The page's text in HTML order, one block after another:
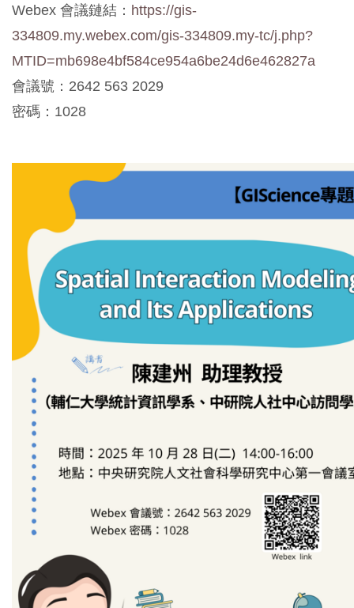
Webex 會議鏈結： https://gis-
334809.my.webex.com/gis-334809.my-tc/j.php?
MTID=mb698e4bf584ce954a6be24d6e462827a
會議號：2642 563 2029
密碼：1028